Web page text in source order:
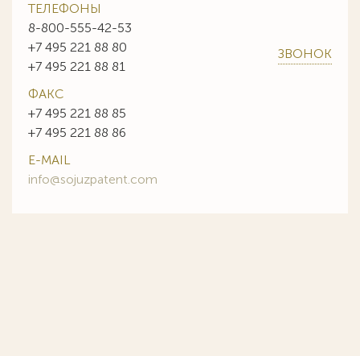
ТЕЛЕФОНЫ
8-800-555-42-53
+7 495 221 88 80
+7 495 221 88 81
ЗВОНОК
ФАКС
+7 495 221 88 85
+7 495 221 88 86
E-MAIL
info@sojuzpatent.com